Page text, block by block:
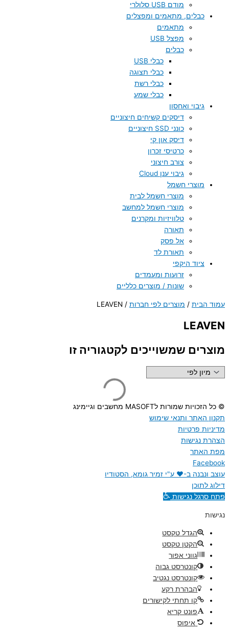
מודם USB סלולרי
כבלים, מתאמים ומפצלים
מתאמים
מפצל USB
כבלים
כבלי USB
כבלי תצוגה
כבלי רשת
כבלי שמע
גיבוי ואחסון
דיסקים קשיחים חיצוניים
כונני SSD חיצוניים
דיסק און קי
כרטיסי זכרון
צורב חיצוני
גיבוי ענן Cloud
מוצרי חשמל
מוצרי חשמל לבית
מוצרי חשמל למחשב
טלוויזיות ומקרנים
תאורה
אל פסק
תאורת לד
ציוד היקפי
זרועות ומעמדים
שונות / מוצרים כלליים
עמוד הבית / מוצרים לפי חברות / LEAVEN
LEAVEN
מוצרים שמשוייכים לקטגוריה זו
© כל הזכויות שמורות לMASOFT מחשבים וגיימינג
תקנון האתר ותנאי שימוש
מדיניות פרטיות
הצהרת נגישות
מפת האתר
Facebook
עוצב ונבנה ב-♥︎ ע"י זמיר גומא, הסטודיו
דילוג לתוכן
פתח סרגל נגישות
נגישות
הגדל טקסט
הקטן טקסט
גווני אפור
קונטרסט גבוה
קונטרסט נגטיב
הבהרת רקע
קו תחתי לקישורים
פונט קריא
איפוס